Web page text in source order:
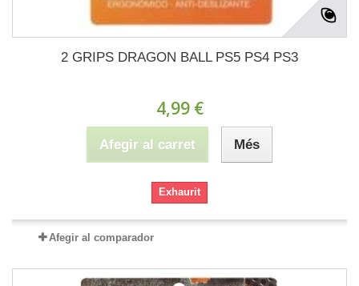
2 GRIPS DRAGON BALL PS5 PS4 PS3
4,99 €
Afegir al carret Més
Exhaurit
Afegir al comparador